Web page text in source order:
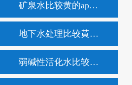
矿泉水比较黄的app不用充会员
地下水处理比较黄的app不用充会员
弱碱性活化水比较黄的app不用充会员